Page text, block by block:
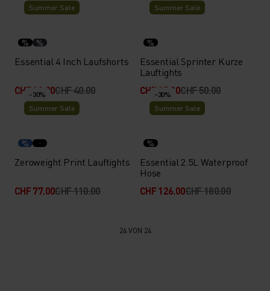
Summer Sale
% %
Essential 4 Inch Laufshorts
CHF 28.00CHF 40.00
Summer Sale
%
Essential Sprinter Kurze
Lauftights
CHF 35.00CHF 50.00
-30%
Summer Sale
%
Zeroweight Print Lauftights
CHF 77.00CHF 110.00
-30%
Summer Sale
%
Essential 2.5L Waterproof
Hose
CHF 126.00CHF 180.00
24 VON 24